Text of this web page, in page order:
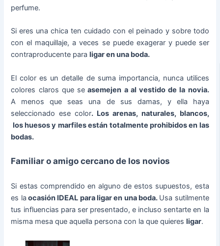
perfume.
Si eres una chica ten cuidado con el peinado y sobre todo
con el maquillaje, a veces se puede exagerar y puede ser
contraproducente paraligar en una boda.
El color es un detalle de suma importancia, nunca utilices
colores claros que se asemejen a al vestido de la novia.
A menos que seas una de sus damas, y ella haya
seleccionado ese color. Los arenas, naturales, blancos,
los huesos y marfiles están totalmente prohibidos en las
bodas.
Familiar o amigo cercano de los novios
Si estas comprendido en alguno de estos supuestos, esta
es la ocasión IDEAL para ligar en una boda. Usa sutilmente
tus influencias para ser presentado, e incluso sentarte en la
misma mesa que aquella persona con la que quieres ligar.